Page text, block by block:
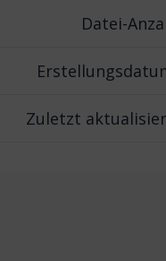
Datei-
Zuletzt